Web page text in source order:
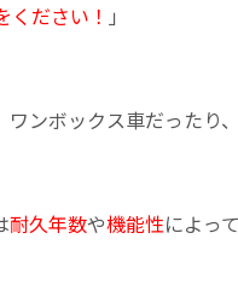
ください！ 」
ンボックス車だったり
耐久年数や機能性によって